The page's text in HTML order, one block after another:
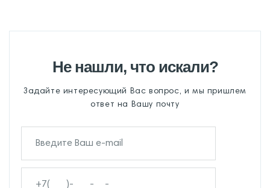
Не нашли, что искали?
Задайте интересующий Вас вопрос, и мы пришлем
ответ на Вашу почту